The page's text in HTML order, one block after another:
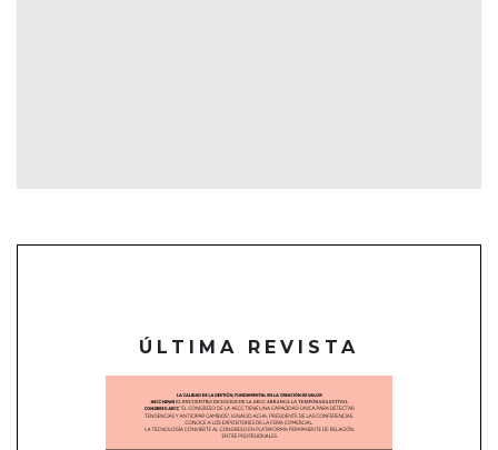
ÚLTIMA REVISTA